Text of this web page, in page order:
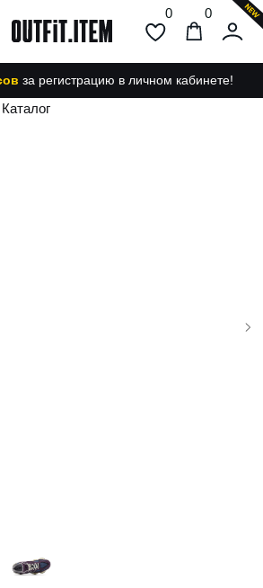
Каталог